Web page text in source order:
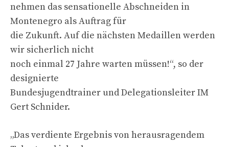
nehmen das sensationelle Abschneiden in
Montenegro als Auftrag für
die Zukunft. Auf die nächsten Medaillen werden
wir sicherlich nicht
noch einmal 27 Jahre warten müssen!“, so der
designierte
Bundesjugendtrainer und Delegationsleiter IM
Gert Schnider.
„Das verdiente Ergebnis von herausragendem